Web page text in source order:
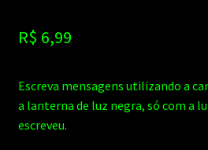
R$ 6,99
Escreva mensagens utilizando a
a lanterna de luz negra, só com a
escreveu.